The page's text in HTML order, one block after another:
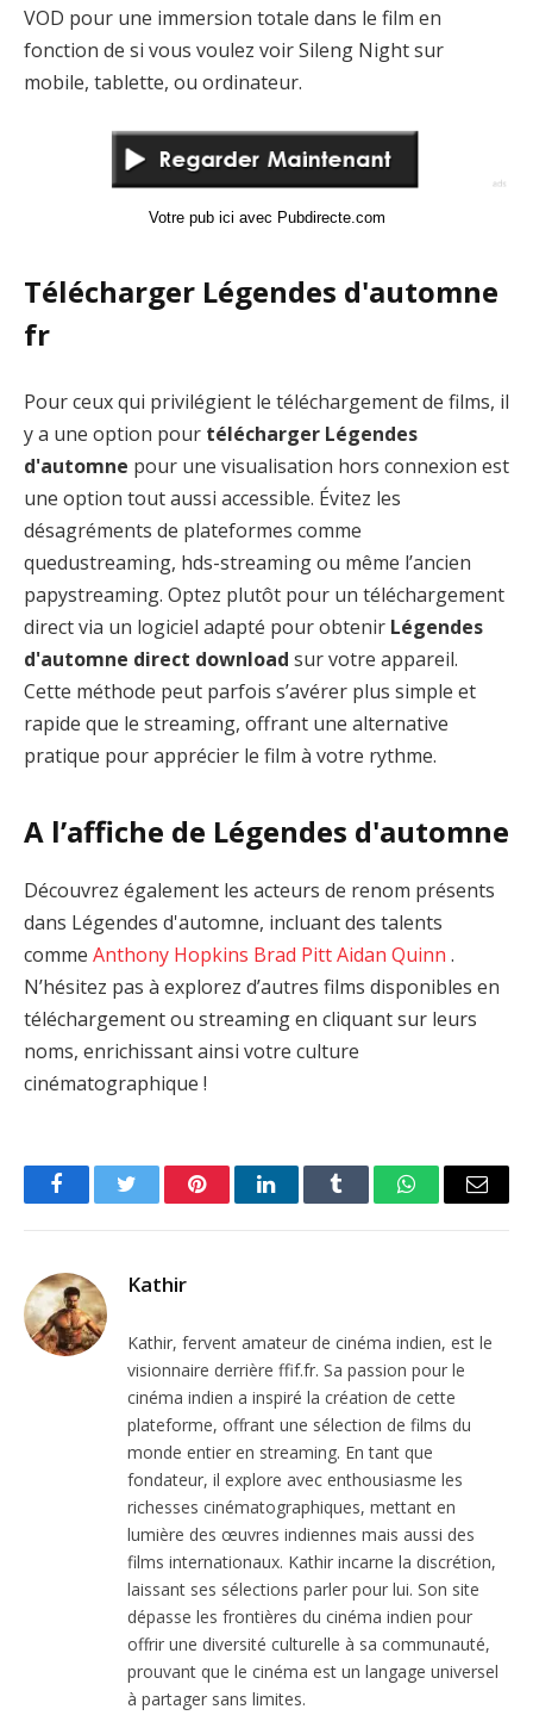
VOD pour une immersion totale dans le film en
fonction de si vous voulez voir Sileng Night sur
mobile, tablette, ou ordinateur.
Votre pub ici avec Pubdirecte.com
Télécharger Légendes d'automne
fr
Pour ceux qui privilégient le téléchargement de films, il
y a une option pour télécharger Légendes
d'automne pour une visualisation hors connexion est
une option tout aussi accessible. Évitez les
désagréments de plateformes comme
quedustreaming, hds-streaming ou même l’ancien
papystreaming. Optez plutôt pour un téléchargement
direct via un logiciel adapté pour obtenir Légendes
d'automne direct download sur votre appareil.
Cette méthode peut parfois s’avérer plus simple et
rapide que le streaming, offrant une alternative
pratique pour apprécier le film à votre rythme.
A l’affiche de Légendes d'automne
Découvrez également les acteurs de renom présents
dans Légendes d'automne, incluant des talents
comme Anthony Hopkins Brad PittAidan Quinn .
N’hésitez pas à explorez d’autres films disponibles en
téléchargement ou streaming en cliquant sur leurs
noms, enrichissant ainsi votre culture
cinématographique !
FacebookTwitter PinterestLinkedInTumblr WhatsAppEmail
Kathir
Kathir, fervent amateur de cinéma indien, est le
visionnaire derrière ffif.fr. Sa passion pour le
cinéma indien a inspiré la création de cette
plateforme, offrant une sélection de films du
monde entier en streaming. En tant que
fondateur, il explore avec enthousiasme les
richesses cinématographiques, mettant en
lumière des œuvres indiennes mais aussi des
films internationaux. Kathir incarne la discrétion,
laissant ses sélections parler pour lui. Son site
dépasse les frontières du cinéma indien pour
offrir une diversité culturelle à sa communauté,
prouvant que le cinéma est un langage universel
à partager sans limites.